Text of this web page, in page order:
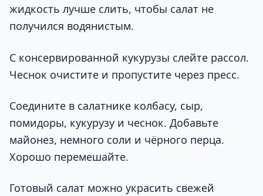
жидкость лучше слить, чтобы салат не
получился водянистым.
С консервированной кукурузы слейте рассол.
Чеснок очистите и пропустите через пресс.
Соедините в салатнике колбасу, сыр,
помидоры, кукурузу и чеснок. Добавьте
майонез, немного соли и чёрного перца.
Хорошо перемешайте.
Готовый салат можно украсить свежей